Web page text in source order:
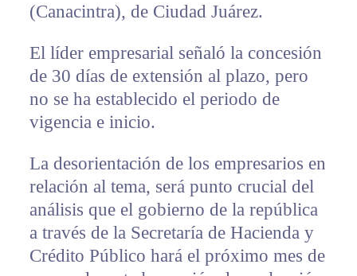
(Canacintra), de Ciudad Juárez.
El líder empresarial señaló la concesión
de 30 días de extensión al plazo, pero
no se ha establecido el periodo de
vigencia e inicio.
La desorientación de los empresarios en
relación al tema, será punto crucial del
análisis que el gobierno de la república
a través de la Secretaría de Hacienda y
Crédito Público hará el próximo mes de